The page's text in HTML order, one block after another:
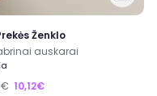
Ženklo
auskarai
10,12€